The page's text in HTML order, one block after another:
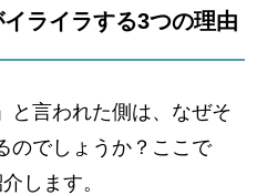
ライラする3つの理由
と言われた側は、なぜそ
のでしょうか？ここで
します。